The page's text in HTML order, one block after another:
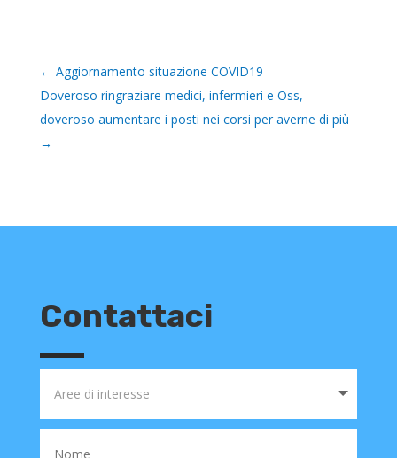
← Aggiornamento situazione COVID19
Doveroso ringraziare medici, infermieri e Oss,
doveroso aumentare i posti nei corsi per averne di più
→
Contattaci